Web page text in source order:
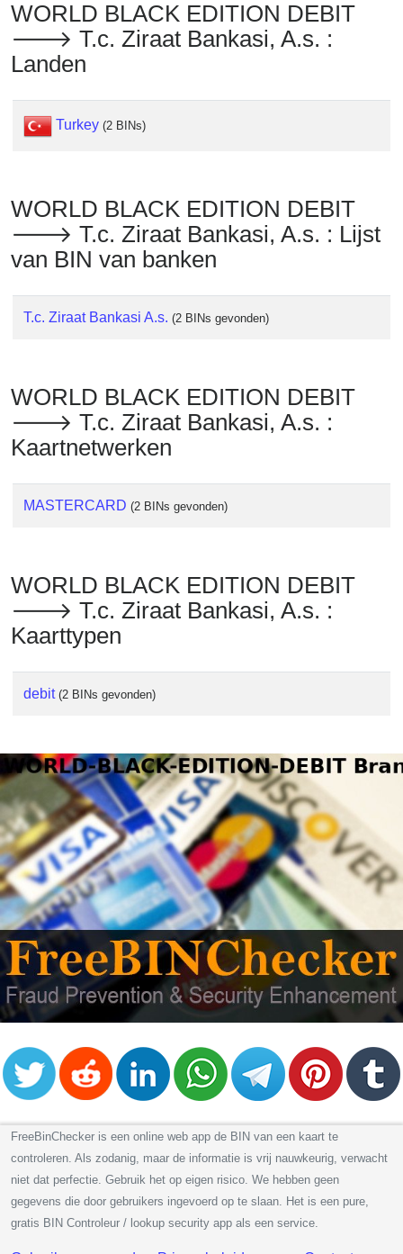
IP
BIN
Checker
/
Validator
WORLD BLACK EDITION DEBIT
🡒 T.c. Ziraat Bankasi, A.s. :
Landen
Turkey (2 BINs)
WORLD BLACK EDITION DEBIT
🡒 T.c. Ziraat Bankasi, A.s. : Lijst
van BIN van banken
T.c. Ziraat Bankasi A.s. (2 BINs gevonden)
WORLD BLACK EDITION DEBIT
🡒 T.c. Ziraat Bankasi, A.s. :
Kaartnetwerken
MASTERCARD (2 BINs gevonden)
WORLD BLACK EDITION DEBIT
🡒 T.c. Ziraat Bankasi, A.s. :
Kaarttypen
debit (2 BINs gevonden)
FreeBinChecker is een online web app de BIN van een kaart te
controleren. Als zodanig, maar de informatie is vrij nauwkeurig, verwacht
niet dat perfectie. Gebruik het op eigen risico. We hebben geen
gegevens die door gebruikers ingevoerd op te slaan. Het is een pure,
gratis BIN Controleur / lookup security app als een service.